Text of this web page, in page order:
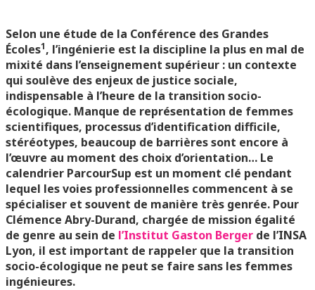
Selon une étude de la Conférence des Grandes
Écoles1, l’ingénierie est la discipline la plus en mal de
mixité dans l’enseignement supérieur : un contexte
qui soulève des enjeux de justice sociale,
indispensable à l’heure de la transition socio-
écologique. Manque de représentation de femmes
scientifiques, processus d’identification difficile,
stéréotypes, beaucoup de barrières sont encore à
l’œuvre au moment des choix d’orientation… Le
calendrier ParcourSup est un moment clé pendant
lequel les voies professionnelles commencent à se
spécialiser et souvent de manière très genrée. Pour
Clémence Abry-Durand, chargée de mission égalité
de genre au sein de l’Institut Gaston Berger de l’INSA
Lyon, il est important de rappeler que la transition
socio-écologique ne peut se faire sans les femmes
ingénieures.